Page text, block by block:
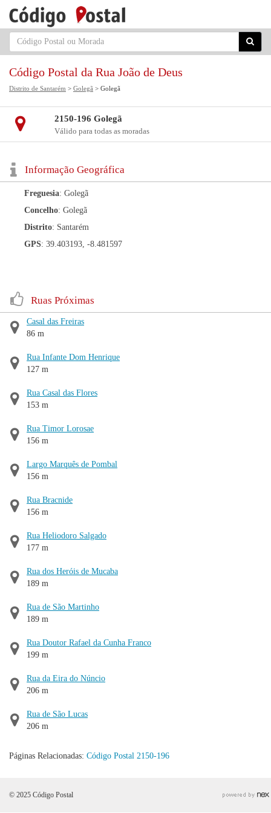
Código Postal da Rua João de Deus
Distrito de Santarém > Golegã > Golegã
2150-196 Golegã
Válido para todas as moradas
Informação Geográfica
Freguesia: Golegã
Concelho: Golegã
Distrito: Santarém
GPS: 39.403193, -8.481597
Ruas Próximas
Casal das Freiras
86 m
Rua Infante Dom Henrique
127 m
Rua Casal das Flores
153 m
Rua Timor Lorosae
156 m
Largo Marquês de Pombal
156 m
Rua Bracnide
156 m
Rua Heliodoro Salgado
177 m
Rua dos Heróis de Mucaba
189 m
Rua de São Martinho
189 m
Rua Doutor Rafael da Cunha Franco
199 m
Rua da Eira do Núncio
206 m
Rua de São Lucas
206 m
Páginas Relacionadas: Código Postal 2150-196
© 2025 Código Postal